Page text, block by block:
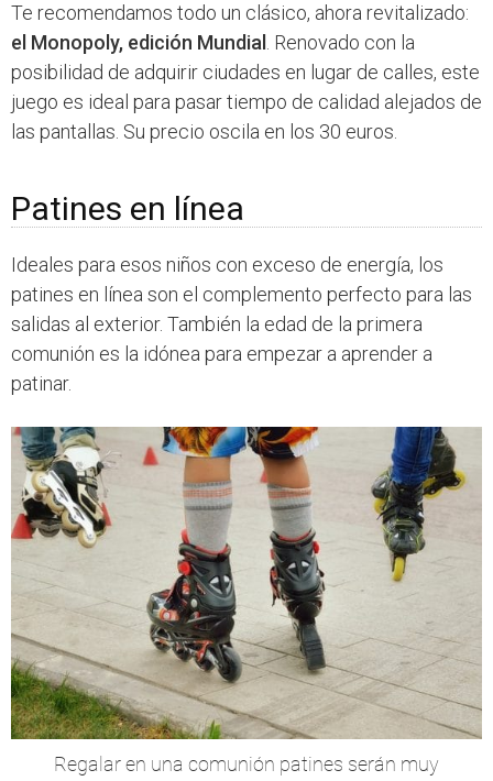
Te recomendamos todo un clásico, ahora revitalizado:
el Monopoly, edición Mundial
. Renovado con la
posibilidad de adquirir ciudades en lugar de calles, este
juego es ideal para pasar tiempo de calidad alejados de
las pantallas. Su precio oscila en los 30 euros.
Patines en línea
Ideales para esos niños con exceso de energía, los
patines en línea son el complemento perfecto para las
salidas al exterior. También la edad de la primera
comunión es la idónea para empezar a aprender a
patinar.
Regalar en una comunión patines serán muy